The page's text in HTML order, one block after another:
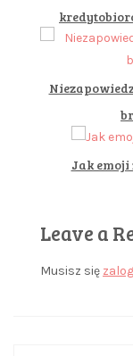
Jak emoji
Leave a
Musisz się